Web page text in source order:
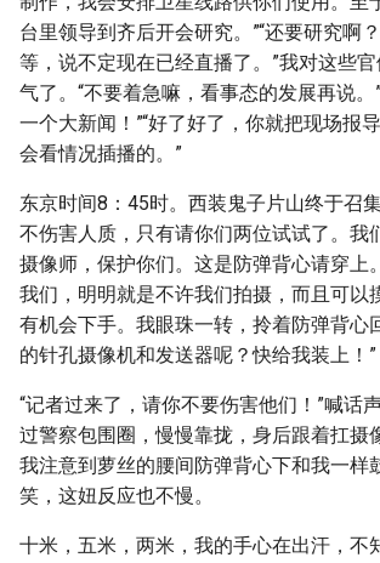
台里领导到齐后开会研究。”“还要研究啊
等，说不定现在已经直播了。”我对这些
气了。“不要着急嘛，看事态的发展再说。
一个大新闻！”“好了好了，你就把现场报
会看情况插播的。”
东京时间8：45时。西装鬼子片山终于召
不伤害人质，只有请你们两位试试了。我
摄像师，保护你们。这是防弹背心请穿上
我们，明明就是不许我们拍摄，而且可以
有机会下手。我眼珠一转，拎着防弹背心
的针孔摄像机和发送器呢？快给我装上！”
“记者过来了，请你不要伤害他们！”喊话
过警察包围圈，慢慢靠拢，身后跟着扛摄
我注意到萝丝的腰间防弹背心下和我一样
笑，这妞反应也不慢。
十米，五米，两米，我的手心在出汗，不